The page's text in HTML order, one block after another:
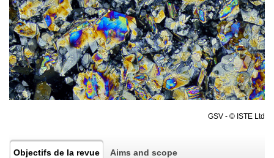
GSV - © ISTE Ltd
Objectifs de la revue Aims and scope